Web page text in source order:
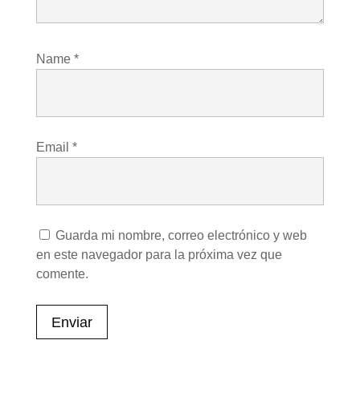
Name *
Email *
Guarda mi nombre, correo electrónico y web
en este navegador para la próxima vez que
comente.
Enviar